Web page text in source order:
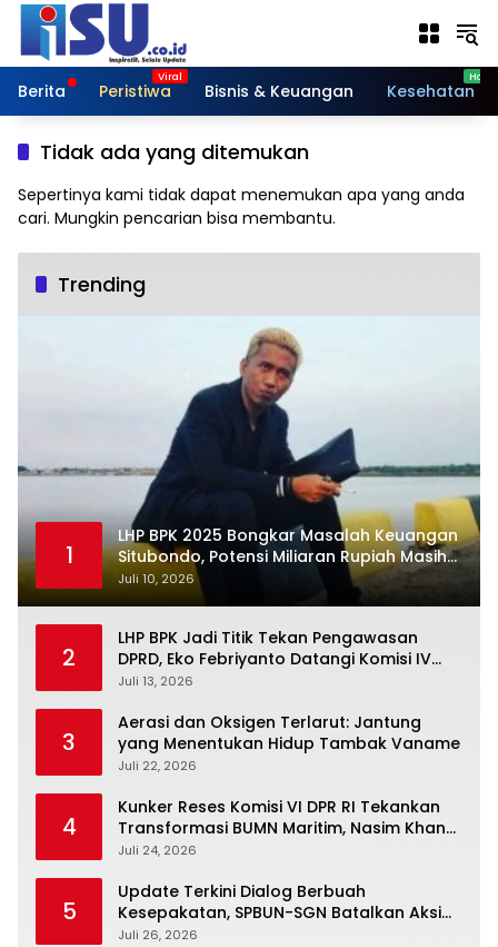
Langsung
konten
Berita
Peristiwa Bisnis & Keuangan Kesehatan
Tidak ada yang ditemukan
Sepertinya kami tidak dapat menemukan apa yang anda
cari. Mungkin pencarian bisa membantu.
Trending
1
LHP BPK 2025 Bongkar Masalah Keuangan
Situbondo, Potensi Miliaran Rupiah Masih
Belum Terkelola
Juli 10, 2026
2
LHP BPK Jadi Titik Tekan Pengawasan
DPRD, Eko Febriyanto Datangi Komisi IV
dan Ajak Dewan Kembali Berpijak pada
Juli 13, 2026
3
Aerasi dan Oksigen Terlarut: Jantung
yang Menentukan Hidup Tambak Vaname
Juli 22, 2026
4
Kunker Reses Komisi VI DPR RI Tekankan
Transformasi BUMN Maritim, Nasim Khan
Kawal Penguatan Sektor Laut
Juli 24, 2026
5
Update Terkini Dialog Berbuah
Kesepakatan, SPBUN-SGN Batalkan Aksi
Nasional Setelah Holding Penuhi Sejumlah
Juli 26, 2026